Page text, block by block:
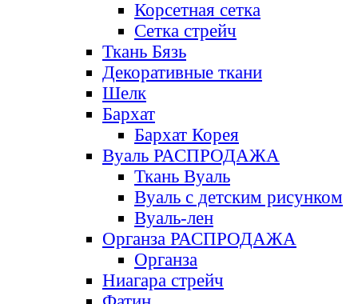
Корсетная сетка
Сетка стрейч
Ткань Бязь
Декоративные ткани
Шелк
Бархат
Бархат Корея
Вуаль РАСПРОДАЖА
Ткань Вуаль
Вуаль с детским рисунком
Вуаль-лен
Органза РАСПРОДАЖА
Органза
Ниагара стрейч